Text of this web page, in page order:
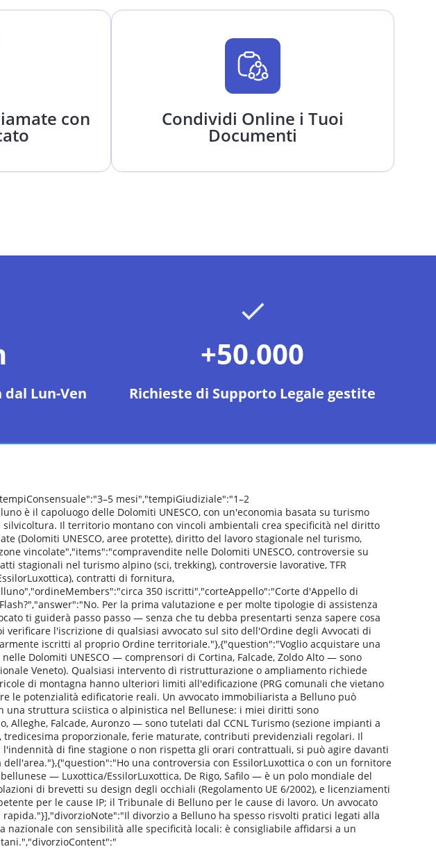
con Condividi Online i Tuoi
Documenti
Lun-Ven
+50.000
Richieste di Supporto Legale gestite
mesi","tempiGiudiziale":"1–2
è il capoluogo delle Dolomiti UNESCO, con un'economia basata su turismo
Il territorio montano con vincoli ambientali crea specificità nel diritto
(Dolomiti UNESCO, aree protette), diritto del lavoro stagionale nel turismo,
vincolate","items":"compravendite nelle Dolomiti UNESCO, controversie su
stagionali nel turismo alpino (sci, trekking), controversie lavorative, TFR
contratti di fornitura,
350 iscritti","corteAppello":"Corte d'Appello di
Per la prima valutazione e per molte tipologie di assistenza
ti guiderà passo passo — senza che tu debba presentarti senza sapere cosa
l'iscrizione di qualsiasi avvocato sul sito dell'Ordine degli Avvocati di
iscritti al proprio Ordine territoriale."},{"question":"Voglio acquistare una
Dolomiti UNESCO — comprensori di Cortina, Falcade, Zoldo Alto — sono
Veneto). Qualsiasi intervento di ristrutturazione o ampliamento richiede
di montagna hanno ulteriori limiti all'edificazione (PRG comunali che vietano
le potenzialità edificatorie reali. Un avvocato immobiliarista a Belluno può
una struttura sciistica o alpinistica nel Bellunese: i miei diritti sono
Falcade, Auronzo — sono tutelati dal CCNL Turismo (sezione impianti a
proporzionale, ferie maturate, contributi previdenziali regolari. Il
di fine stagione o non rispetta gli orari contrattuali, si può agire davanti
una controversia con EssilorLuxottica o con un fornitore
— Luxottica/EssilorLuxottica, De Rigo, Safilo — è un polo mondiale del
di brevetti su design degli occhiali (Regolamento UE 6/2002), e licenziamenti
per le cause IP; il Tribunale di Belluno per le cause di lavoro. Un avvocato
divorzio a Belluno ha spesso risvolti pratici legati alla
con sensibilità alle specificità locali: è consigliabile affidarsi a un